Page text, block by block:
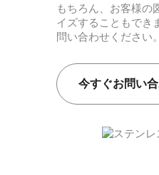
もちろん、お客様の
イズすることもでき
問い合わせください。
今すぐお問い